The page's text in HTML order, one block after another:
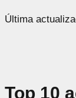
Última
Top 10